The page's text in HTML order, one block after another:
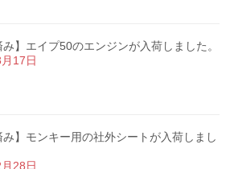
み】エイプ50のエンジンが入荷しました。
17日
み】モンキー用の社外シートが入荷しまし
28日